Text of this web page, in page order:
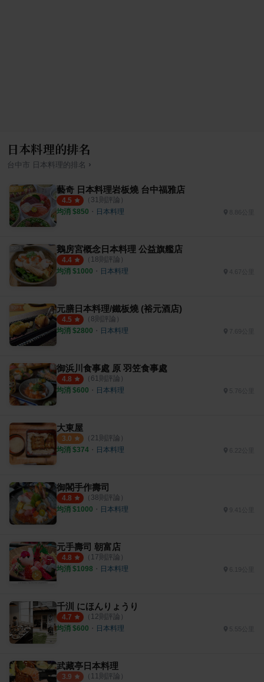
日本料理的排名
台中市 日本料理的排名 ›
藝奇 日本料理岩板燒 台中福雅店
4.5 （ 31則評論）
均消 $850 ・ 日本料理
鵝房宮概念日本料理 公益旗艦店
4.4 （ 18則評論）
均消 $1000 ・ 日本料理 4.67公里
元膳日本料理/鐵板燒 (裕元酒店)
4.5 （ 8則評論）
均消 $2800 ・ 日本料理
御浜川食事處 原 羽笠食事處
4.8 （ 61則評論）
均消 $600 ・ 日本料理 5.76公里
大東屋
3.0 （ 21則評論）
均消 $374 ・ 日本料理
御閣手作壽司
4.8 （ 38則評論）
均消 $1000 ・ 日本料理 9.41公里
元手壽司 朝富店
4.8 （ 17則評論）
均消 $1098 ・ 日本料理
千汌 にほんりょうり
4.7 （ 12則評論）
均消 $600 ・ 日本料理 5.55公里
武藏亭日本料理
3.9 （ 11則評論）